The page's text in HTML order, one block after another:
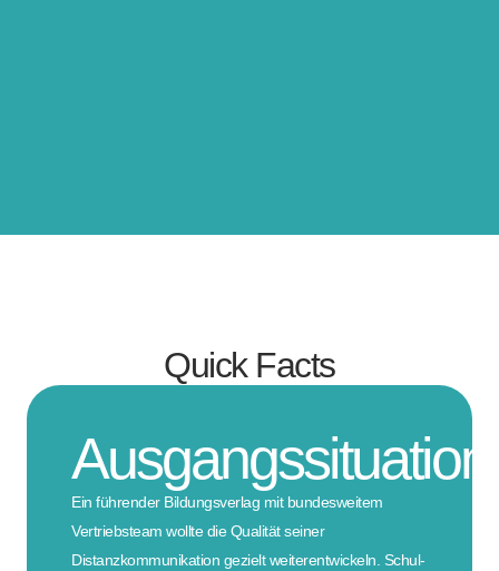
Quick Facts
Ausgangssituation
Ein führender Bildungsverlag mit bundesweitem
Vertriebsteam wollte die Qualität seiner
Distanzkommunikation gezielt weiterentwickeln. Schul-